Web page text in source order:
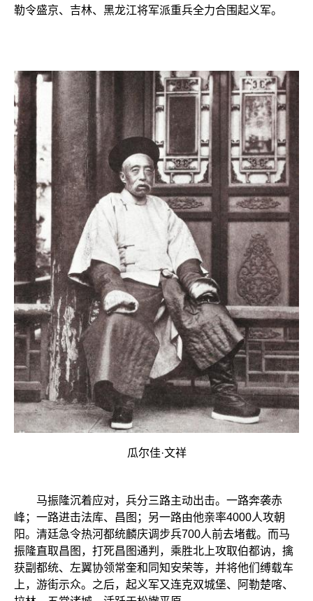
勒令盛京、吉林、黑龙江将军派重兵全力合围起义军。
瓜尔佳·文祥
马振隆沉着应对，兵分三路主动出击。一路奔袭赤
峰；一路进击法库、昌图；另一路由他亲率4000人攻朝
阳。清廷急令热河都统麟庆调步兵700人前去堵截。而马
振隆直取昌图，打死昌图通判，乘胜北上攻取伯都讷，擒
获副都统、左翼协领常奎和同知安荣等，并将他们缚载车
上，游街示众。之后，起义军又连克双城堡、阿勒楚喀、